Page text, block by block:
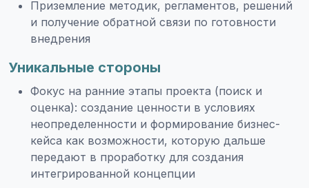
Приземление методик, регламентов, решений
и получение обратной связи по готовности
внедрения
Уникальные стороны
Фокус на ранние этапы проекта (поиск и
оценка): создание ценности в условиях
неопределенности и формирование бизнес-
кейса как возможности, которую дальше
передают в проработку для создания
интегрированной концепции